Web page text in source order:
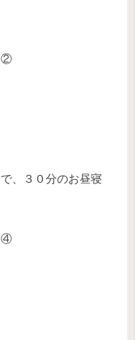
②
、３０分のお昼寝
④